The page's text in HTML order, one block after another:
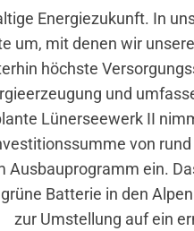
Energiezukunft. In
um, mit denen wir
höchste
und
Lünerseewerk II
von
Ausbauprogramm ein.
Batterie in den
zur Umstellung auf ein